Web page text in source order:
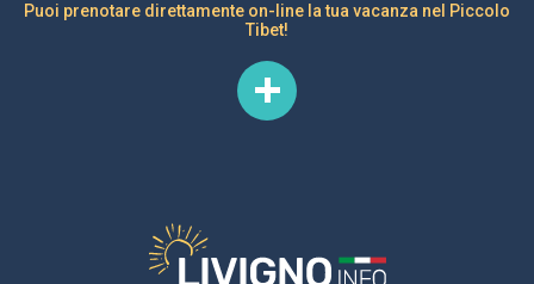
Puoi prenotare direttamente on-line la tua vacanza nel Piccolo
Tibet!